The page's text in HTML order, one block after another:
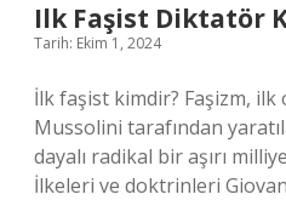
Ilk Faşist Diktatör
Tarih: Ekim 1, 2024
İlk faşist kimdir? Faşizm, ilk
Mussolini tarafından
dayalı radikal bir aşırı
İlkeleri ve doktrinleri